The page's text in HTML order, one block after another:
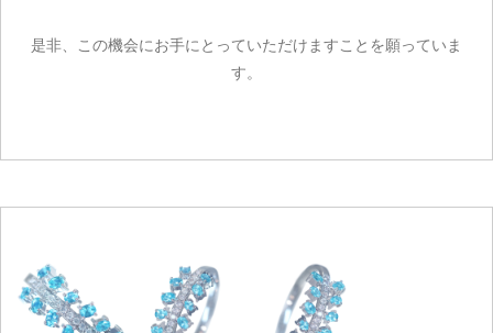
是非、この機会にお手にとっていただけますことを願っていま
す。